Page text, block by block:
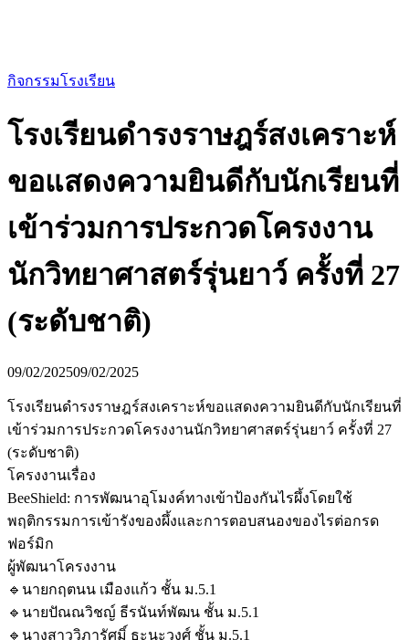
กิจกรรมโรงเรียน
โรงเรียนดำรงราษฎร์สงเคราะห์
ขอแสดงความยินดีกับนักเรียนที่
เข้าร่วมการประกวดโครงงาน
นักวิทยาศาสตร์รุ่นยาว์ ครั้งที่ 27
(ระดับชาติ)
09/02/202509/02/2025
โรงเรียนดำรงราษฎร์สงเคราะห์ขอแสดงความยินดีกับนักเรียนที่
เข้าร่วมการประกวดโครงงานนักวิทยาศาสตร์รุ่นยาว์ ครั้งที่ 27
(ระดับชาติ)
โครงงานเรื่อง
BeeShield: การพัฒนาอุโมงค์ทางเข้าป้องกันไรผึ้งโดยใช้
พฤติกรรมการเข้ารังของผึ้งและการตอบสนองของไรต่อกรด
ฟอร์มิก
ผู้พัฒนาโครงงาน
🔹นายกฤตนน เมืองแก้ว ชั้น ม.5.1
🔹นายปัณณวิชญ์ ธีรนันท์พัฒน ชั้น ม.5.1
🔹นางสาววิภารัศมิ์ ธะนะวงศ์ ชั้น ม.5.1